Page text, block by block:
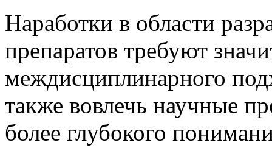
Наработки в области
препаратов требуют
междисциплинарного
также вовлечь научные
более глубокого